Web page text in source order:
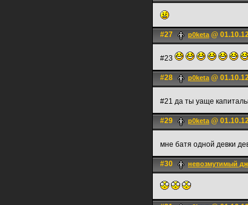
#27 p0keta@
#23
#28 p0keta@
#21 да ты уаще
#29 p0keta@
мне батя одной девки
#30 невозмутимый